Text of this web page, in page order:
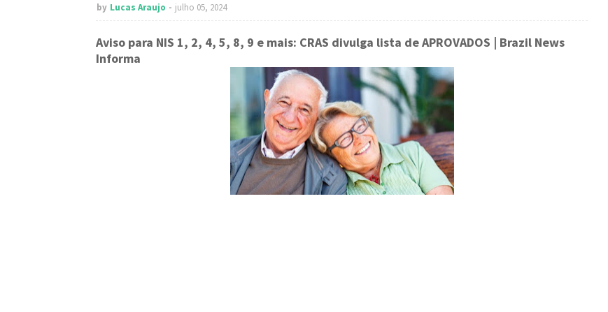
by Lucas Araujo julho 05, 2024
Aviso para NIS 1, 2, 4, 5, 8, 9 e mais: CRAS divulga lista de APROVADOS | Brazil News
Informa